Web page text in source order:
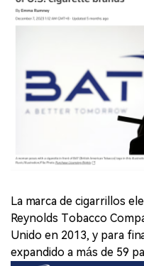
La marca de cigarrillos
Reynolds Tobacco
Unido en 2013, y para
expandido a más de 59